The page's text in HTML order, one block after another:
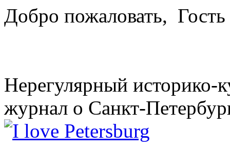
Добро пожаловать, Гость
Нерегулярный историко-
журнал о Санкт-